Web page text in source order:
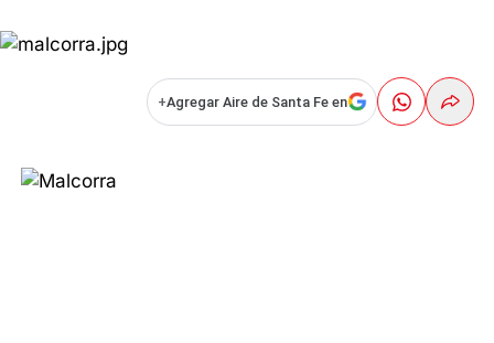
+Agregar Aire de Santa Fe en